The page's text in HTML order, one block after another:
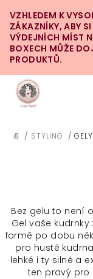
na
obsah
VZHLEDEM K
ZÁKAZNÍKY, ABY
VÝDEJNÍCH MÍST
BOXECH MŮŽE
PRODUKTŮ.
DOMŮ
/ STYLING / GELY
Bez gelu to není
Gel vaše
formě po dobu
pro husté
lehké i ty silné a
ten pravý